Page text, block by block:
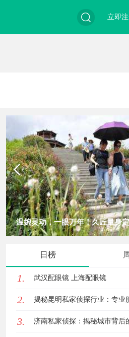
立即
温婉灵动，一眼万年！久匠量身
笔！淡颜系女生的气质加分项
日榜
1. 武汉配眼镜 上海配眼镜
2. 揭秘昆明私家侦探行业：专业
案例分析
3. 济南私家侦探：揭秘城市背后